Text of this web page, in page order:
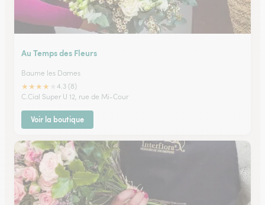
Au Temps des Fleurs
Baume les Dames
★★★★
4.3 (8)
C.Cial Super U 12, rue de Mi-Cour
Voir la boutique